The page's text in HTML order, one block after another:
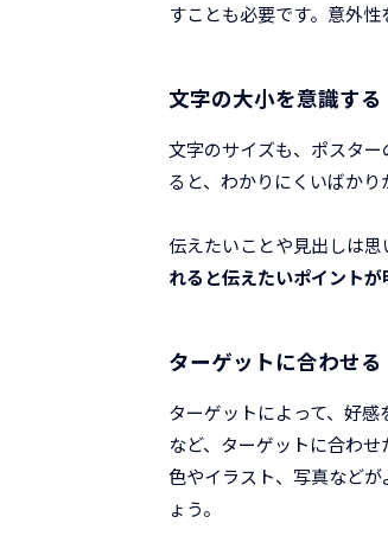
すことも必要です。意外
文字の大小を意識する
文字のサイズも、ポスタ
ると、わかりにくいばかり
伝えたいことや見出しは思
れると伝えたいポイント
ターゲットに合わせる
ターゲットによって、好
など、ターゲットに合わ
色やイラスト、写真など
ょう。